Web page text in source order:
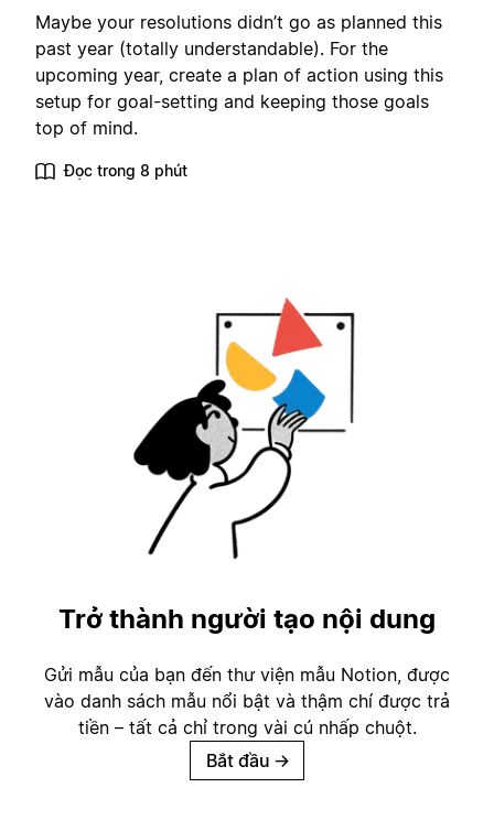
Maybe your resolutions didn’t go as planned this
past year (totally understandable). For the
upcoming year, create a plan of action using this
setup for goal-setting and keeping those goals
top of mind.
Đọc trong 8 phút
Trở thành người tạo nội dung
Gửi mẫu của bạn đến thư viện mẫu Notion, được
vào danh sách mẫu nổi bật và thậm chí được trả
tiền – tất cả chỉ trong vài cú nhấp chuột.
Bắt đầu →